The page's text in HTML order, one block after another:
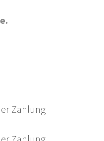
Zahlung
Zahlung